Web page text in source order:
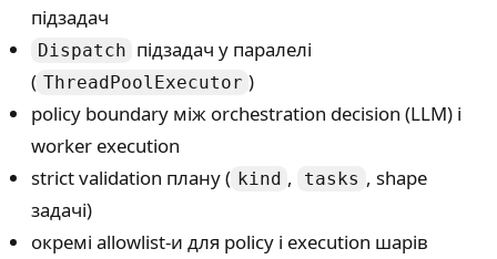
підзадач
Dispatch підзадач у паралелі
( ThreadPoolExecutor )
policy boundary між orchestration decision (LLM) і
worker execution
strict validation плану ( kind , tasks , shape
задачі)
окремі allowlist-и для policy і execution шарів